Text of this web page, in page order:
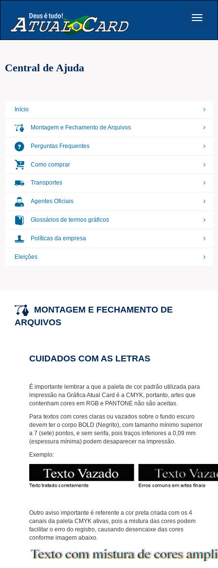
Toggle
Central de Ajuda
Início
Montagem e Fechamento de Arquivos
Perguntas Frequentes
Como comprar
Transportes
Agentes Oficiais
Glossários de termos gráficos
Políticas da empresa
Eleições
MONTAGEM E FECHAMENTO DE
ARQUIVOS
CUIDADOS COM AS LETRAS
É importante lembrar a que a paleta de cor padrão utilizada para
impressão na Gráfica Atual Card é a CMYK, portanto, artes que
contenham cores em RGB e PANTONE não são aceitas.
Para textos com cores claras ou vazados sobre o fundo escuro
devem ter o corpo BOLD (Negrito), com tamanho mínimo superior
a 7 (sete) pontos, e sem serifa, pois traços inferiores a 0,09 mm
(espessura mínima) podem desaparecer na impressão.
Exemplo:
Outro aviso importante é referente a cor preta criada com os 4
canais da paleta CMYK ativas, pois a mistura das cores podem
facilitar o erro do registro, causando desencaixe das cores
conforme imagem abaixo.